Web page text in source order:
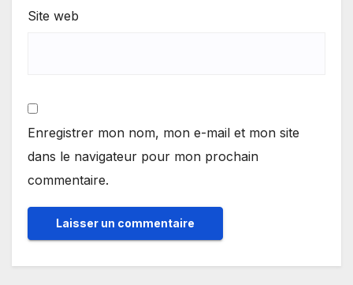
Site web
Enregistrer mon nom, mon e-mail et mon site
dans le navigateur pour mon prochain
commentaire.